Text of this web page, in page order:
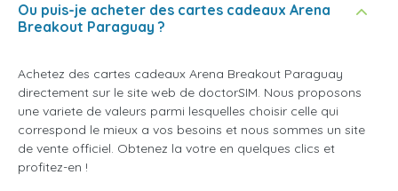
Ou puis-je acheter des cartes cadeaux Arena
Breakout Paraguay ?
Achetez des cartes cadeaux Arena Breakout Paraguay
directement sur le site web de doctorSIM. Nous proposons
une variete de valeurs parmi lesquelles choisir celle qui
correspond le mieux a vos besoins et nous sommes un site
de vente officiel. Obtenez la votre en quelques clics et
profitez-en !